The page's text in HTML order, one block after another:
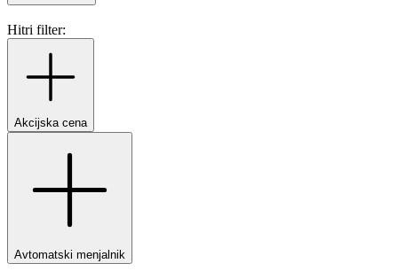
Hitri filter:
Akcijska cena
Avtomatski menjalnik